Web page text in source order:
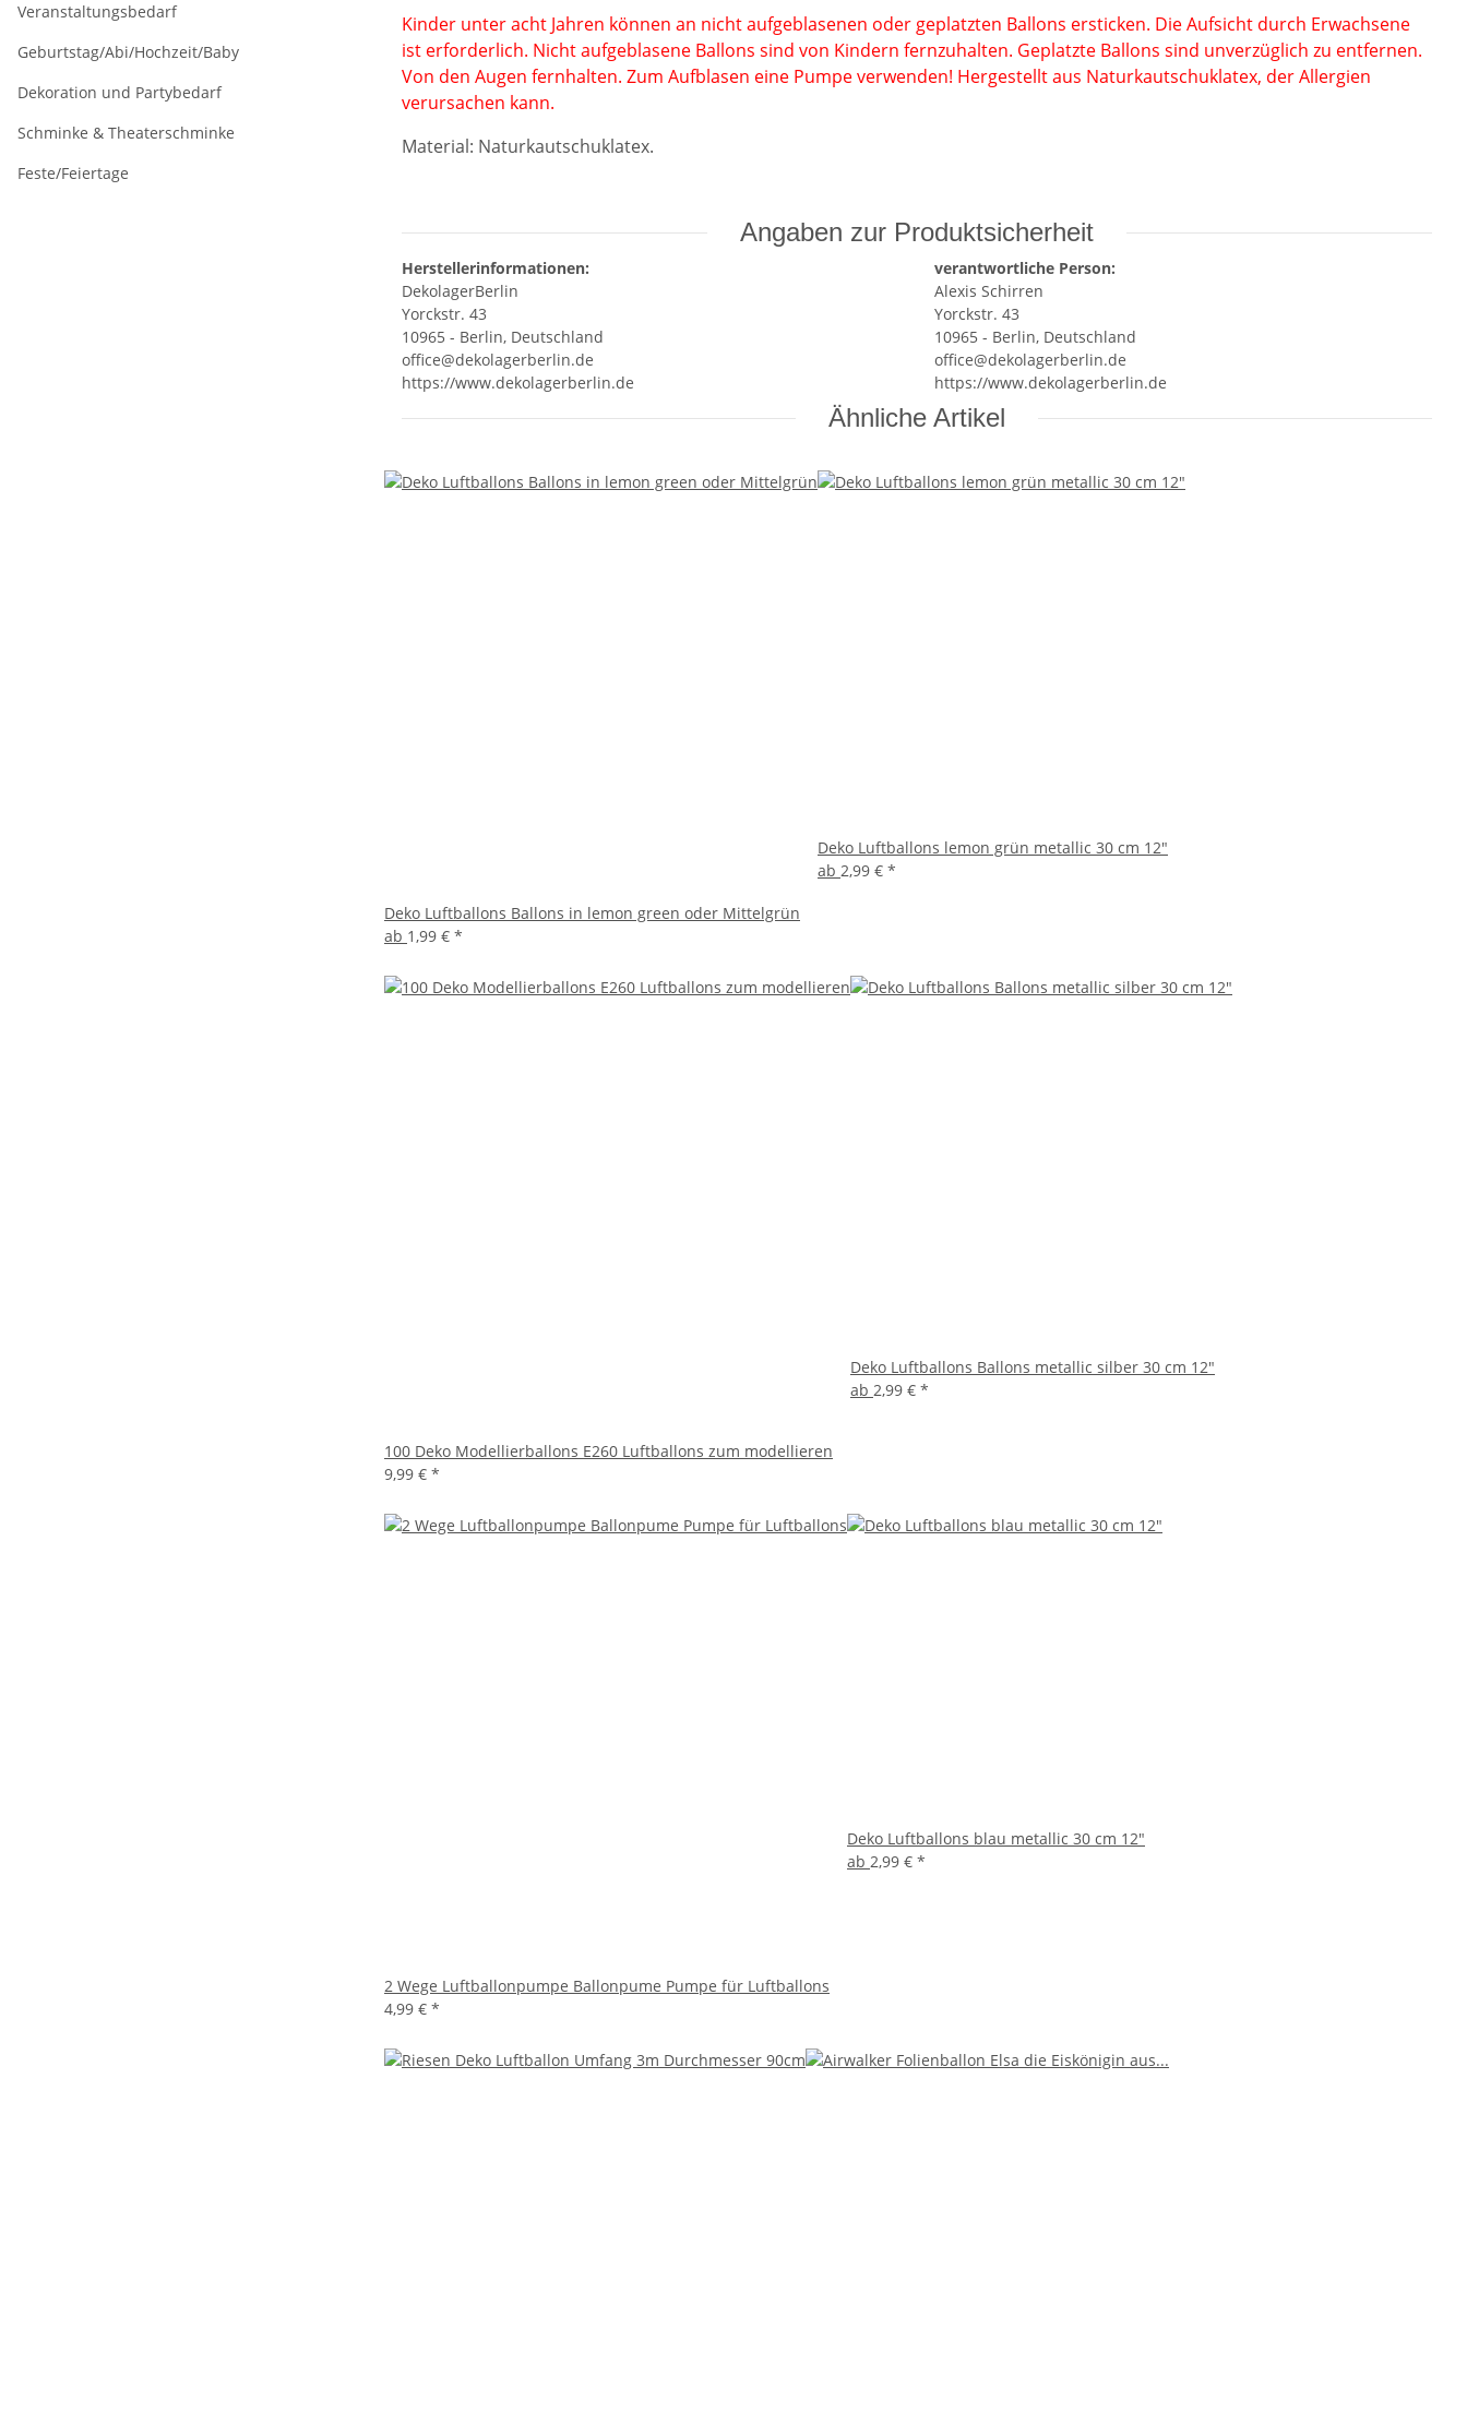
Kinder unter acht Jahren können an nicht aufgeblasenen oder geplatzten Ballons ersticken. Die Aufsicht durch Erwachsene
ist erforderlich. Nicht aufgeblasene Ballons sind von Kindern fernzuhalten. Geplatzte Ballons sind unverzüglich zu entfernen.
Von den Augen fernhalten. Zum Aufblasen eine Pumpe verwenden! Hergestellt aus Naturkautschuklatex, derAllergien
verursachen kann.
Material: Naturkautschuklatex.
Angaben zur Produktsicherheit
Herstellerinformationen:
DekolagerBerlin
Yorckstr. 43
10965 - Berlin, Deutschland
office@dekolagerberlin.de
https://www.dekolagerberlin.de
verantwortliche Person:
Alexis Schirren
Yorckstr. 43
10965 - Berlin, Deutschland
office@dekolagerberlin.de
https://www.dekolagerberlin.de
Ähnliche Artikel
Deko Luftballons Ballons in lemon green oder Mittelgrün
ab 1,99 € *
Deko Luftballons lemon grün metallic 30 cm 12"
ab 2,99 € *
100 Deko Modellierballons E260 Luftballons zum modellieren
9,99 € *
Deko Luftballons Ballons metallic silber 30 cm 12"
ab 2,99 € *
2 Wege Luftballonpumpe Ballonpume Pumpe für Luftballons
4,99 € *
Deko Luftballons blau metallic 30 cm 12"
ab 2,99 € *
Veranstaltungsbedarf
Geburtstag/Abi/Hochzeit/Baby
Dekoration und Partybedarf
Schminke & Theaterschminke
Feste/Feiertage